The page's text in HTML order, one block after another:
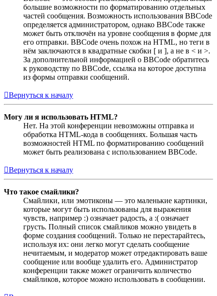
большие возможности по форматированию отдельных
частей сообщения. Возможность использования BBCode
определяется администратором, однако BBCode также
может быть отключён на уровне сообщения в форме для
его отправки. BBCode очень похож на HTML, но теги в
нём заключаются в квадратные скобки [ и ], а не в < и >.
За дополнительной информацией о BBCode обратитесь
к руководству по BBCode, ссылка на которое доступна
из формы отправки сообщений.
Вернуться к началу
Могу ли я использовать HTML?
Нет. На этой конференции невозможны отправка и
обработка HTML-кода в сообщениях. Большая часть
возможностей HTML по форматированию сообщений
может быть реализована с использованием BBCode.
Вернуться к началу
Что такое смайлики?
Смайлики, или эмотиконы — это маленькие картинки,
которые могут быть использованы для выражения
чувств, например :) означает радость, а :( означает
грусть. Полный список смайликов можно увидеть в
форме создания сообщений. Только не перестарайтесь,
используя их: они легко могут сделать сообщение
нечитаемым, и модератор может отредактировать ваше
сообщение или вообще удалить его. Администратор
конференции также может ограничить количество
смайликов, которое можно использовать в сообщении.